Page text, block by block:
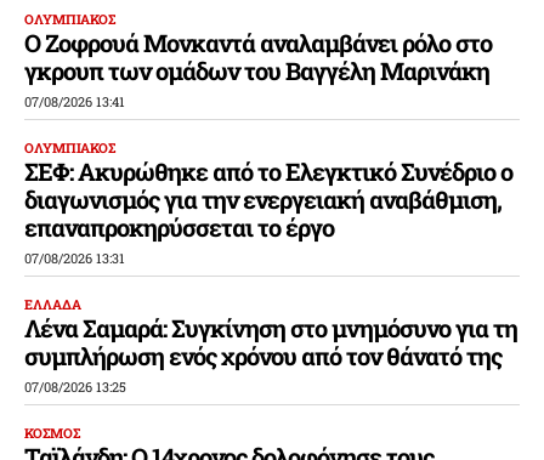
ΟΛΥΜΠΙΑΚΟΣ
Ο Ζοφρουά Μονκαντά αναλαμβάνει ρόλο στο
γκρουπ των ομάδων του Βαγγέλη Μαρινάκη
07/08/2026 13:41
ΟΛΥΜΠΙΑΚΟΣ
ΣΕΦ: Ακυρώθηκε από το Ελεγκτικό Συνέδριο ο
διαγωνισμός για την ενεργειακή αναβάθμιση,
επαναπροκηρύσσεται το έργο
07/08/2026 13:31
ΕΛΛΑΔΑ
Λένα Σαμαρά: Συγκίνηση στο μνημόσυνο για τη
συμπλήρωση ενός χρόνου από τον θάνατό της
07/08/2026 13:25
ΚΟΣΜΟΣ